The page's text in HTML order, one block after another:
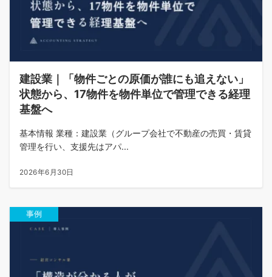
建設業｜「物件ごとの原価が誰にも追えない」
状態から、17物件を物件単位で管理できる経理
基盤へ
基本情報 業種：建設業（グループ会社で不動産の売買・賃貸
管理を行い、支援先はアパ...
2026年6月30日
事例